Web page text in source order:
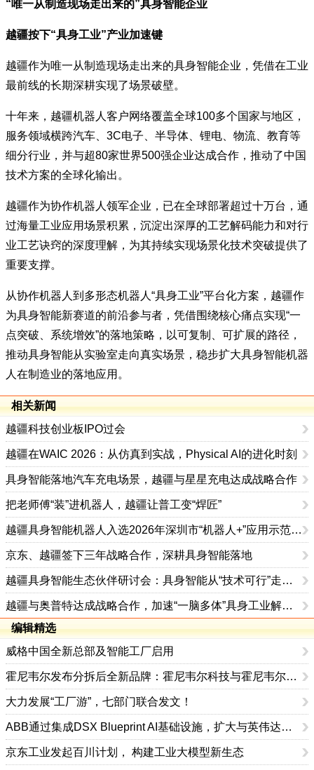
“唯一从制造现场走出来的”具身智能企业
越疆按下“具身工业”产业加速键
越疆作为唯一从制造现场走出来的具身智能企业，凭借在工业
最前线的长期深耕实现了场景破壁。
十年来，越疆机器人客户网络覆盖全球100多个国家与地区，
服务领域横跨汽车、3C电子、半导体、锂电、物流、教育等
细分行业，并与超80家世界500强企业达成合作，推动了中国
技术方案的全球化输出。
越疆作为协作机器人领军企业，已在全球部署超过十万台，通
过海量工业应用场景积累，沉淀出深厚的工艺解码能力和对行
业工艺诀窍的深度理解，为其持续实现场景化技术突破提供了
重要支撑。
从协作机器人到多形态机器人“具身工业”平台化方案，越疆作
为具身智能新赛道的前沿参与者，凭借围绕核心痛点实现“一
点突破、系统增效”的落地策略，以可复制、可扩展的路径，
推动具身智能从实验室走向真实场景，稳步扩大具身智能机器
人在制造业的落地应用。
相关新闻
越疆科技创业板IPO过会
越疆在WAIC 2026：从仿真到实战，Physical AI的进化时刻
具身智能落地汽车充电场景，越疆与星星充电达成战略合作
把老师傅“装”进机器人，越疆让普工变“焊匠”
越疆具身智能机器人入选2026年深圳市“机器人+”应用示范典型案例
京东、越疆签下三年战略合作，深耕具身智能落地
越疆具身智能生态伙伴研讨会：具身智能从“技术可行”走向“产业可用”
越疆与奥普特达成战略合作，加速“一脑多体”具身工业解决方案应用
编辑精选
威格中国全新总部及智能工厂启用
霍尼韦尔发布分拆后全新品牌：霍尼韦尔科技与霍尼韦尔航空航天
大力发展“工厂游”，七部门联合发文！
ABB通过集成DSX Blueprint AI基础设施，扩大与英伟达的合作
京东工业发起百川计划， 构建工业大模型新生态